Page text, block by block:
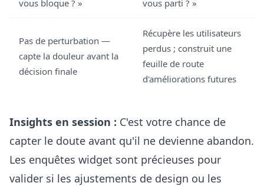
vous bloque ? »
vous parti ? »
Pas de perturbation —
capte la douleur avant la
décision finale
Récupère les utilisateurs
perdus ; construit une
feuille de route
d'améliorations futures
Insights en session : C'est votre chance de
capter le doute avant qu'il ne devienne abandon.
Les enquêtes widget sont précieuses pour
valider si les ajustements de design ou les